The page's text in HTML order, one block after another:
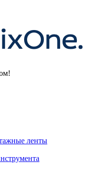
ленты